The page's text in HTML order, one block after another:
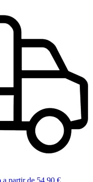
a partir de 54,90 €